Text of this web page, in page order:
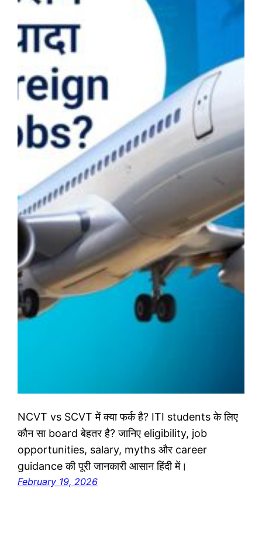
NCVT vs SCVT में क्या फर्क है? ITI students के लिए
कौन सा board बेहतर है? जानिए eligibility, job
opportunities, salary, myths और career
guidance की पूरी जानकारी आसान हिंदी में।
February 19, 2026